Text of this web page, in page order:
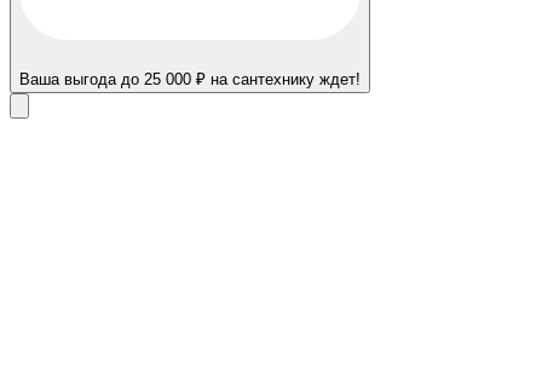
Ваша выгода до 25 000 ₽ на сантехнику ждет!